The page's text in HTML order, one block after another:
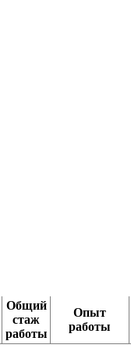
Общий
стаж
работы
Опыт
работы